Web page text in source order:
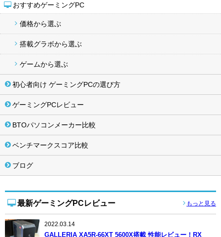
おすすめゲーミングPC
価格から選ぶ
搭載グラボから選ぶ
ゲームから選ぶ
初心者向け ゲーミングPCの選び方
ゲーミングPCレビュー
BTOパソコンメーカー比較
ベンチマークスコア比較
ブログ
最新ゲーミングPCレビュー もっと見る
2022.03.14
GALLERIA XA5R-66XT 5600X搭載 性能レビュー！RX